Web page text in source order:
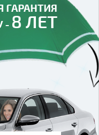
ГАРАНТИЯ
- 8 ЛЕТ
ГАРАНТИЯ
- 8 ЛЕТ